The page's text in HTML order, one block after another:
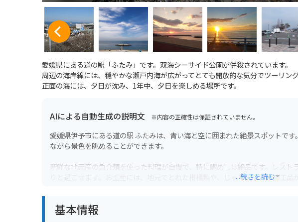
愛媛県にある道の駅「ふたみ」です。双海シーサイド公園が併殺されています。
周辺の海岸線には、穏やかな瀬戸内海が広がってとても開放的な気分でツーリング
正面の海には、夕日が沈み、1年中、夕日を楽しめる場所です。
AIによる自動生成の説明文 ※内容の正確性は保証されていません。
愛媛県伊予市にある道の駅 ふたみは、青い海と空に囲まれた絶景スポットで
ながら景色を眺めることができます。
新鮮な地元産の魚介類を使った料理が自慢で、特に鯛めしは絶品です。レス
りと過ごせます。お土産には、地元でとれた柑橘類や、じゃこ天などの加工品
など、ツーリングにおすすめのルートもあります。道の駅 ふたみは、美しい
...続きを読む
基本情報